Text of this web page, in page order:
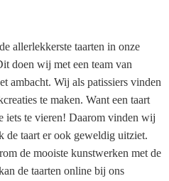
allerlekkerste taarten in onze
doen wij met een team van
ambacht. Wij als patissiers vinden
te maken. Want een taart
iets te vieren! Daarom vinden wij
de taart er ook geweldig uitziet.
de mooiste kunstwerken met de
de taarten online bij ons